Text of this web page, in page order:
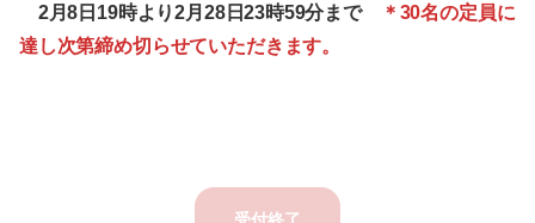
2月8日19時より2月28日23時59分まで
＊30名の定員に
達し次第締め切らせていただきます。
受付終了